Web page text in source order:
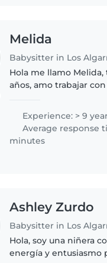
Melida
Hola me llamo Melida,
años, amo trabajar
cuidarlos y que se
seguros. ❤️ El que ama
sabe que es amor
Experience: > 9
Average response
minutes
Ashley Zurdo
Hola, soy una niñera
energía y entusiasmo